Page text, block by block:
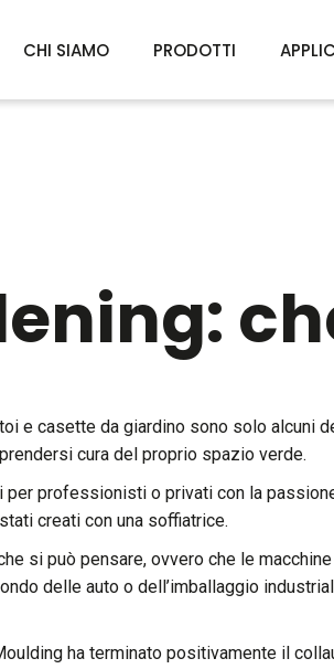
CHI SIAMO PRODOTTI
e casette da giardino sono solo alcuni
cura del proprio spazio verde.
professionisti o privati con la
creati con una soffiatrice.
si può pensare, ovvero che le
delle auto o dell’imballaggio
ha terminato positivamente il